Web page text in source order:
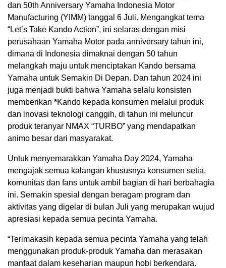
dan 50th Anniversary Yamaha Indonesia Motor
Manufacturing (YIMM) tanggal 6 Juli. Mengangkat tema
“Let’s Take Kando Action”, ini selaras dengan misi
perusahaan Yamaha Motor pada anniversary tahun ini,
dimana di Indonesia dimaknai dengan 50 tahun
melangkah maju untuk menciptakan Kando bersama
Yamaha untuk Semakin Di Depan. Dan tahun 2024 ini
juga menjadi bukti bahwa Yamaha selalu konsisten
memberikan *Kando kepada konsumen melalui produk
dan inovasi teknologi canggih, di tahun ini meluncur
produk teranyar NMAX “TURBO” yang mendapatkan
animo besar dari masyarakat.
Untuk menyemarakkan Yamaha Day 2024, Yamaha
mengajak semua kalangan khususnya konsumen setia,
komunitas dan fans untuk ambil bagian di hari berbahagia
ini. Semakin spesial dengan beragam program dan
aktivitas yang digelar di bulan Juli yang merupakan wujud
apresiasi kepada semua pecinta Yamaha.
“Terimakasih kepada semua pecinta Yamaha yang telah
menggunakan produk-produk Yamaha dan merasakan
manfaat dalam keseharian maupun hobi berkendara.